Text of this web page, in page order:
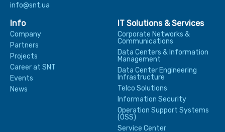
info@snt.ua
Info
Company
Partners
Projects
Career at SNT
Events
News
IT Solutions & Services
Corporate Networks &
Communications
Data Centers & Information
Management
Data Center Engineering
Infrastructure
Telco Solutions
Information Security
Operation Support Systems
(OSS)
Service Center